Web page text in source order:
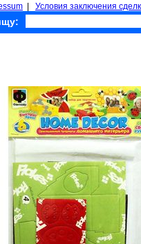
Условия заключения